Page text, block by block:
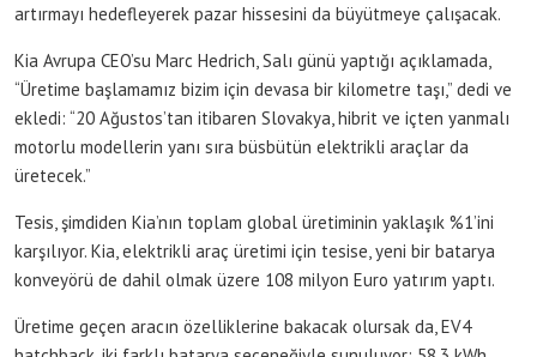
artırmayı hedefleyerek pazar hissesini da büyütmeye çalışacak.
Kia Avrupa CEO’su Marc Hedrich, Salı günü yaptığı açıklamada,
“Üretime başlamamız bizim için devasa bir kilometre taşı,” dedi ve
ekledi: “20 Ağustos’tan itibaren Slovakya, hibrit ve içten yanmalı
motorlu modellerin yanı sıra büsbütün elektrikli araçlar da
üretecek.”
Tesis, şimdiden Kia’nın toplam global üretiminin yaklaşık %1’ini
karşılıyor. Kia, elektrikli araç üretimi için tesise, yeni bir batarya
konveyörü de dahil olmak üzere 108 milyon Euro yatırım yaptı.
Üretime geçen aracın özelliklerine bakacak olursak da, EV4